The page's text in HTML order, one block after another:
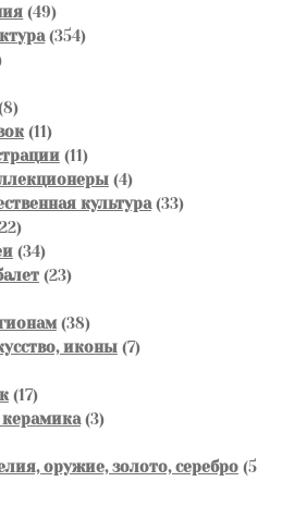
товаров
4949
товаров
354354
88
товаров
1111
товаров
1111
товаров
44
товара
культура 3333
22
товара
3434
товара
2323
3838
товаров
иконы 77
1717
товаров33
оружие, золото, серебро 5